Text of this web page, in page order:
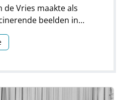
Vries maakte als
beelden in
van
en beelden van